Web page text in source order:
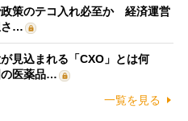
策のテコ入れ必至か 経済運営
さ…
見込まれる「CXO」とは何
医薬品…
一覧を見る